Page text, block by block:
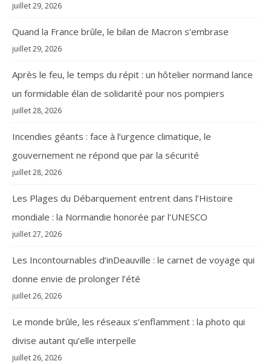
juillet 29, 2026
Quand la France brûle, le bilan de Macron s’embrase
juillet 29, 2026
Après le feu, le temps du répit : un hôtelier normand lance
un formidable élan de solidarité pour nos pompiers
juillet 28, 2026
Incendies géants : face à l’urgence climatique, le
gouvernement ne répond que par la sécurité
juillet 28, 2026
Les Plages du Débarquement entrent dans l’Histoire
mondiale : la Normandie honorée par l’UNESCO
juillet 27, 2026
Les Incontournables d’inDeauville : le carnet de voyage qui
donne envie de prolonger l’été
juillet 26, 2026
Le monde brûle, les réseaux s’enflamment : la photo qui
divise autant qu’elle interpelle
juillet 26, 2026